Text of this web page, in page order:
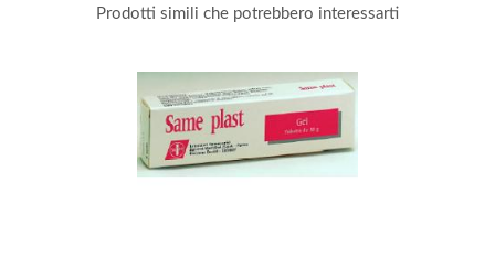
Prodotti simili che potrebbero interessarti